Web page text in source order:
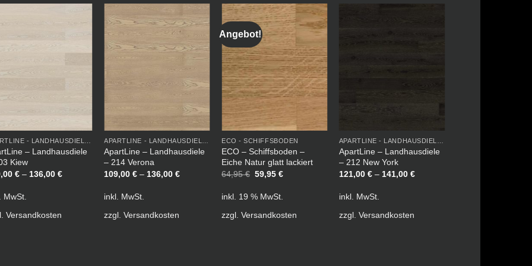
– Landhausdiele
Kiew
€ –136,00€
MwSt.
Versandkosten
ApartLine – Landhausdiele
– 214 Verona
109,00€ –136,00€
inkl. MwSt.
zzgl.Versandkosten
Angebot!
ECO - SCHIFFSBODEN
ECO – Schiffsboden –
Eiche Natur glatt lackiert
64,95€ Ursprünglicher
64,95 €
59,95€Aktueller
inkl. 19 % MwSt.
zzgl.Versandkosten
ApartLine – Landhausdiele
– 212 New York
121,00 €– 141,00 €
inkl. MwSt.
zzgl. Versandkosten